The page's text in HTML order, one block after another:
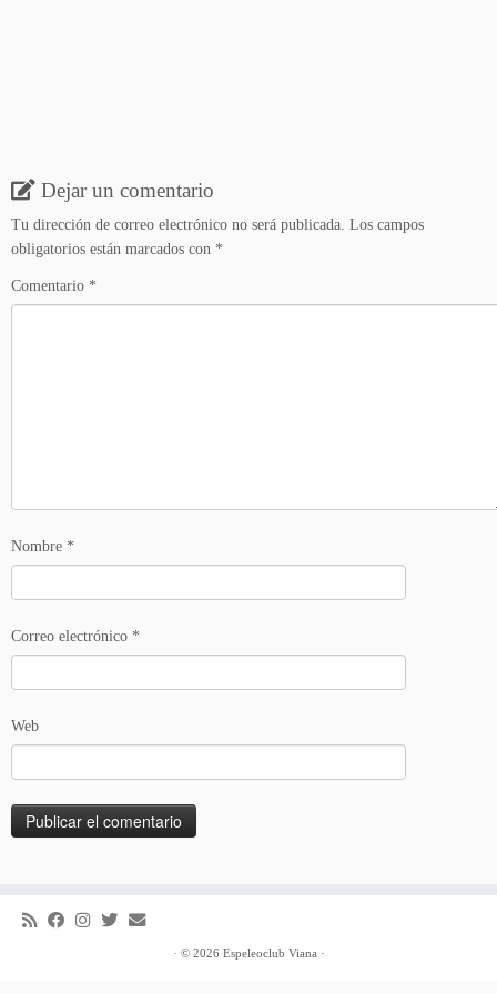
Dejar un comentario
Tu dirección de correo electrónico no será publicada. Los campos
obligatorios están marcados con *
Comentario *
Nombre *
Correo electrónico *
Web
· © 2026 Espeleoclub Viana ·